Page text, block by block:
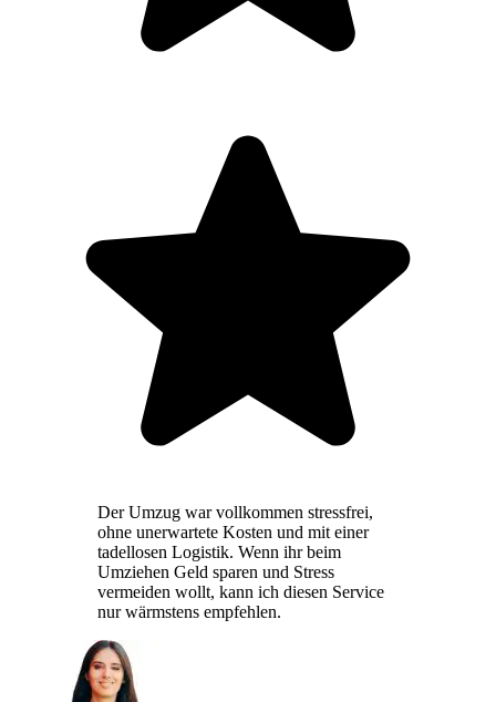
Der Umzug war vollkommen stressfrei,
ohne unerwartete Kosten und mit einer
tadellosen Logistik. Wenn ihr beim
Umziehen Geld sparen und Stress
vermeiden wollt, kann ich diesen Service
nur wärmstens empfehlen.